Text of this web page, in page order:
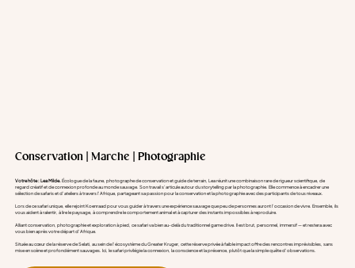
Conservation | Marche | Photographie
Votre hôte : Lea Milde. Écologue de la faune, photographe de conservation et guide de terrain, Lea réunit une combinaison rare de rigueur scientifique, de
regard créatif et de connexion profonde au monde sauvage. Son travail s’articule autour du storytelling par la photographie. Elle commence à encadrer une
sélection de safaris et d’ateliers à travers l’Afrique, partageant sa passion pour la conservation et la photographie avec des participants de tous niveaux.
Lors de ce safari unique, elle rejoint Koenraad pour vous guider à travers une expérience sauvage que peu de personnes auront l’occasion de vivre. Ensemble, ils
vous aident à ralentir, à lire le paysage, à comprendre le comportement animal et à capturer des instants impossibles à reproduire.
Alliant conservation, photographie et exploration à pied, ce safari va bien au-delà du traditionnel game drive. Il est brut, personnel, immersif — et restera avec
vous bien après votre départ d’Afrique.
Située au cœur de la réserve de Selati, au sein de l’écosystème du Greater Kruger, cette réserve privée à faible impact offre des rencontres imprévisibles, sans
mise en scène et profondément sauvages. Ici, le safari privilégie la connexion, la conscience et la présence, plutôt que la simple quête d’observations.